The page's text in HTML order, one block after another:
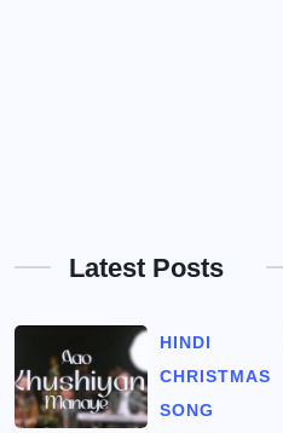
Latest Posts
HINDI
CHRISTMAS
SONG